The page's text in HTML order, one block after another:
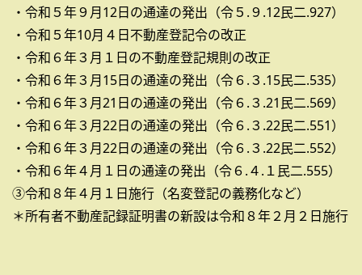
・令和５年９月12日の通達の発出（令５.９.12民二.927）
・令和５年10月４日不動産登記令の改正
・令和６年３月１日の不動産登記規則の改正
・令和６年３月15日の通達の発出（令６.３.15民二.535）
・令和６年３月21日の通達の発出（令６.３.21民二.569）
・令和６年３月22日の通達の発出（令６.３.22民二.551）
・令和６年３月22日の通達の発出（令６.３.22民二.552）
・令和６年４月１日の通達の発出（令６.４.１民二.555）
③令和８年４月１日施行（名変登記の義務化など）
＊所有者不動産記録証明書の新設は令和８年２月２日施行